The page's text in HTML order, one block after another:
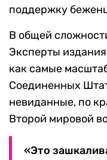
поддержку
В общей
Эксперты
как самые
Соединенных
невиданные, по
Второй мировой
«Это